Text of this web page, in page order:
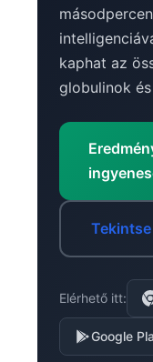
kaphat az
globulinok
Elérhető itt:
Google